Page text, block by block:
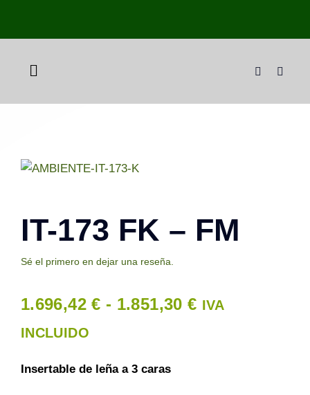
Toggle
Plan Tranquilidad
Sobre nosotros
IT-173 FK – FM
Sé el primero en dejar una reseña.
1.696,42€ - 1.851,30 €Rango
IVA
INCLUIDO
Insertable de leña a 3 caras